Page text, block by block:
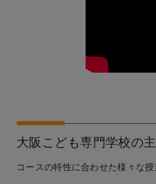
大阪こども専門学校の
コースの特性に合わせた様々な授